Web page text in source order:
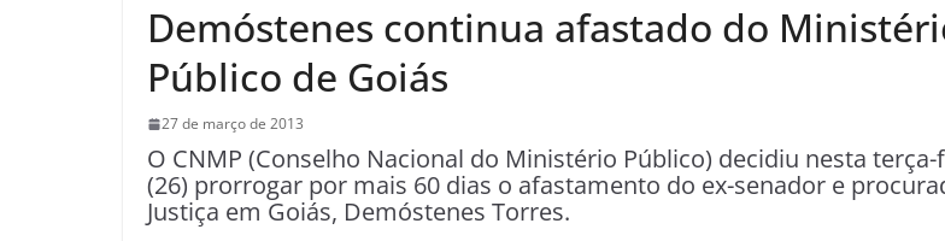
Demóstenes continua afastado do
Público de Goiás
27 de março de 2013
O CNMP (Conselho Nacional do Ministério Público) decidiu nesta terça-
(26) prorrogar por mais 60 dias o afastamento do ex-senador e
Justiça em Goiás, Demóstenes Torres.